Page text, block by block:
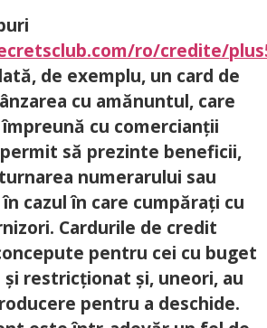
ro/credite/
de exemplu, un card de
cu amănuntul, care
cu comercianții
să prezinte beneficii,
numerarului sau
cazul în care cumpărați cu
Cardurile de credit
pentru cei cu buget
restricționat și, uneori, au
pentru a deschide.